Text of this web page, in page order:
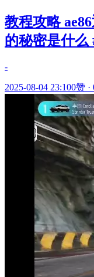
教程攻略
的秘密是什么
-
2025-08-04 23:100赞 ·